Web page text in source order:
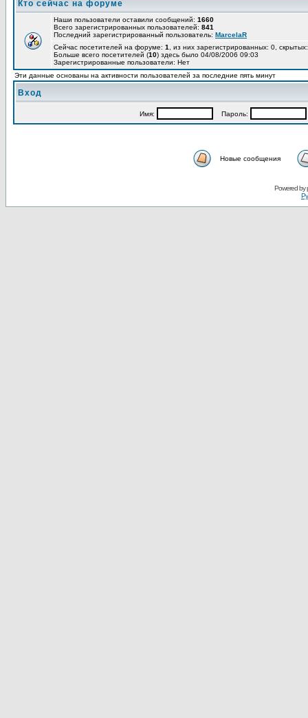
Кто сейчас на форуме
Наши пользователи оставили сообщений: 1660
Всего зарегистрированных пользователей: 841
Последний зарегистрированный пользователь: MarcelaR
Сейчас посетителей на форуме: 1
, из них зарегистрированных: 0,
Больше всего посетителей (10) здесь было 04/08/2006 09:03
Зарегистрированные пользователи: Нет
Эти данные основаны на активности пользователей за последние пять минут
Вход
Имя: Пароль:
Новые сообщения
Powered by